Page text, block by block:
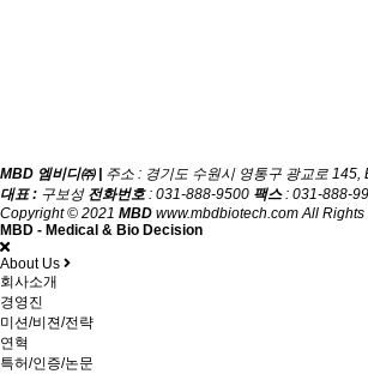
MBD 엠비디㈜ |
주소 : 경기도 수원시 영통구 광교로
대표 : 구보성 전화번호: 031-888-9500 팩스: 031-888-
Copyright © 2021 MBD www.mbdbiotech.com All Rights
MBD - Medical & Bio Decision
About Us
회사소개
경영진
미션/비젼/전략
연혁
특허/인증/논문